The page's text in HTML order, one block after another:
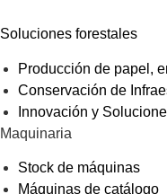
Soluciones forestales
Producción de papel,
Conservación de
Innovación y
Maquinaria
Stock de máquinas
Máquinas de catálogo